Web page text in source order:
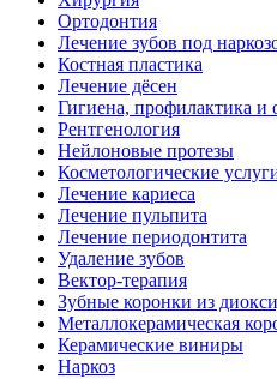
Ортодонтия
Лечение зубов под
Костная пластика
Лечение дёсен
Гигиена, профилактика и
Рентгенология
Нейлоновые протезы
Косметологические
Лечение кариеса
Лечение пульпита
Лечение периодонтита
Удаление зубов
Вектор-терапия
Зубные коронки из
Металлокерамическая
Керамические виниры
Наркоз